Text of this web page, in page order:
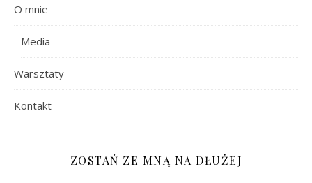
O mnie
Media
Warsztaty
Kontakt
ZOSTAŃ ZE MNĄ NA DŁUŻEJ